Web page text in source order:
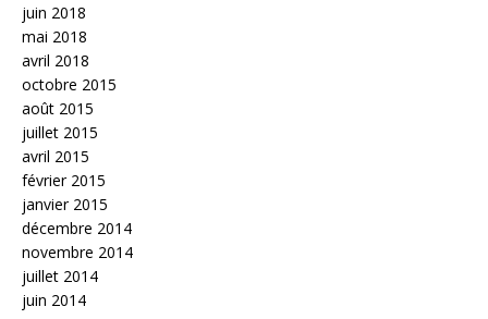
juin 2018
mai 2018
avril 2018
octobre 2015
août 2015
juillet 2015
avril 2015
février 2015
janvier 2015
décembre 2014
novembre 2014
juillet 2014
juin 2014